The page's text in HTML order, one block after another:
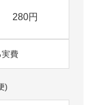
280円
実費
)